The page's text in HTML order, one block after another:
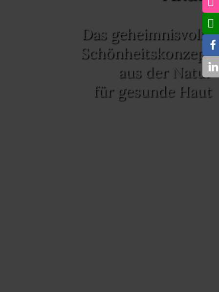
Das geheimnisvolle
Schönheitskonzept
aus der Natur
für gesunde Haut